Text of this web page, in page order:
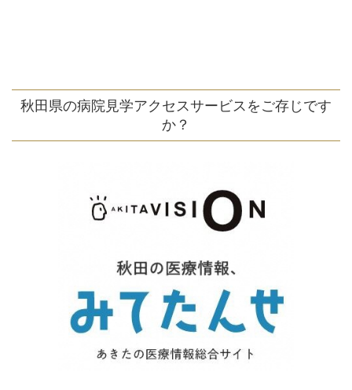
秋田県の病院見学アクセスサービスをご存じです
か？